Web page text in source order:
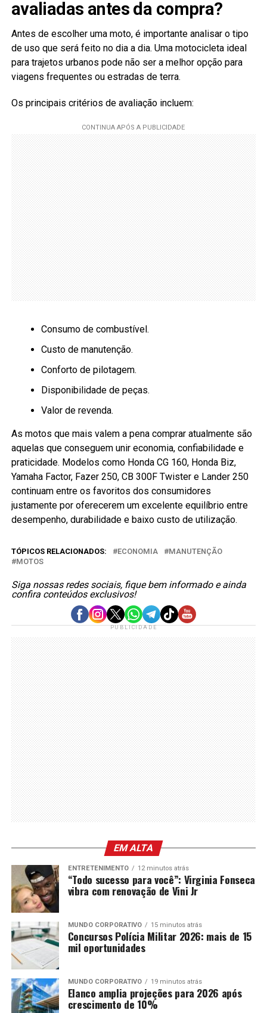
avaliadas antes da compra?
Antes de escolher uma moto, é importante analisar o tipo
de uso que será feito no dia a dia. Uma motocicleta ideal
para trajetos urbanos pode não ser a melhor opção para
viagens frequentes ou estradas de terra.
Os principais critérios de avaliação incluem:
Consumo de combustível.
Custo de manutenção.
Conforto de pilotagem.
Disponibilidade de peças.
Valor de revenda.
As motos que mais valem a pena comprar atualmente são
aquelas que conseguem unir economia, confiabilidade e
praticidade. Modelos como Honda CG 160, Honda Biz,
Yamaha Factor, Fazer 250, CB 300F Twister e Lander 250
continuam entre os favoritos dos consumidores
justamente por oferecerem um excelente equilíbrio entre
desempenho, durabilidade e baixo custo de utilização.
TÓPICOS RELACIONADOS: ECONOMIA
MANUTENÇÃO
MOTOS
Siga nossas redes sociais, fique bem informado e ainda
confira conteúdos exclusivos!
PUBLICIDADE
EM ALTA
ENTRETENIMENTO 12 minutos atrás
“Todo sucesso para você”: Virginia Fonseca
vibra com renovação de Vini Jr
MUNDO CORPORATIVO 15 minutos atrás
Concursos Polícia Militar 2026: mais de 15
mil oportunidades
MUNDO CORPORATIVO 19 minutos atrás
Elanco amplia projeções para 2026 após
crescimento de 10%